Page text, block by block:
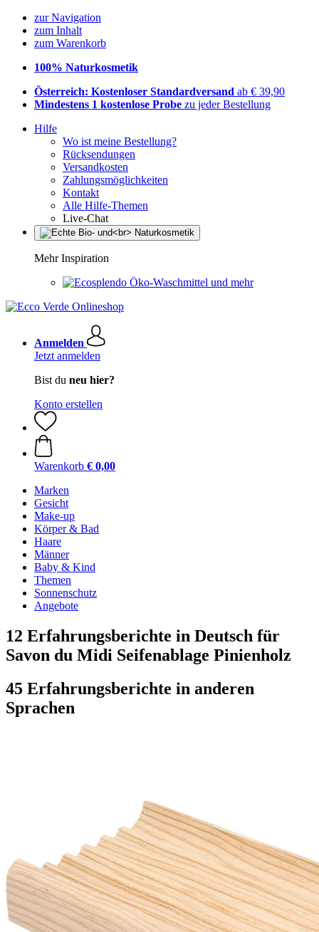
zur Navigation
zum Inhalt
zum Warenkorb
100% Naturkosmetik
Österreich: Kostenloser Standardversand ab € 39,90
Mindestens 1 kostenlose Probe zu jeder Bestellung
Hilfe
Wo ist meine Bestellung?
Rücksendungen
Versandkosten
Zahlungsmöglichkeiten
Kontakt
Alle Hilfe-Themen
Live-Chat
Mehr Inspiration
Öko-Waschmittel und mehr
Anmelden
Jetzt anmelden
Bist du neu hier?
Konto erstellen
Warenkorb € 0,00
Marken
Gesicht
Make-up
Körper & Bad
Haare
Männer
Baby & Kind
Themen
Sonnenschutz
Angebote
12 Erfahrungsberichte in Deutsch für
Savon du Midi Seifenablage Pinienholz
45 Erfahrungsberichte in anderen
Sprachen